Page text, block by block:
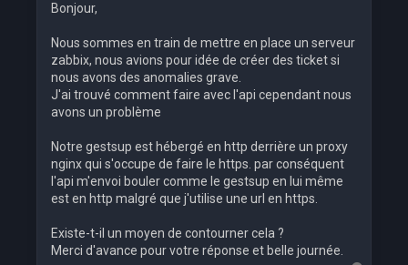
Bonjour,
Nous sommes en train de mettre en place un serveur
zabbix, nous avions pour idée de créer des ticket si
nous avons des anomalies grave.
J'ai trouvé comment faire avec l'api cependant nous
avons un problème
Notre gestsup est hébergé en http derrière un proxy
nginx qui s'occupe de faire le https. par conséquent
l'api m'envoi bouler comme le gestsup en lui même
est en http malgré que j'utilise une url en https.
Existe-t-il un moyen de contourner cela ?
Merci d'avance pour votre réponse et belle journée.